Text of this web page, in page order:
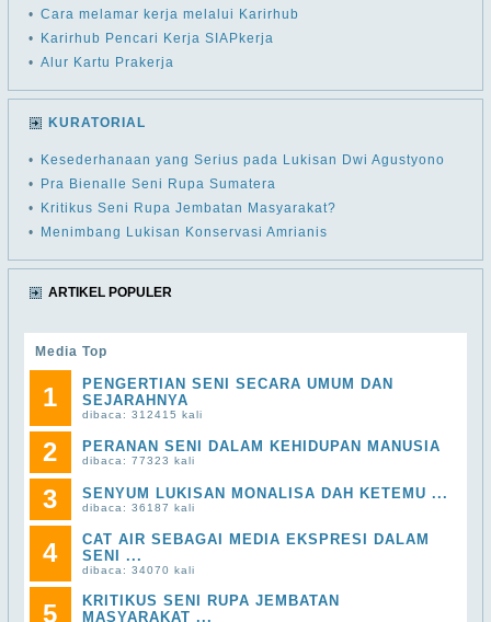
• Cara melamar kerja melalui Karirhub
•
Karirhub Pencari Kerja SIAPkerja
• Alur Kartu Prakerja
KURATORIAL
•
Kesederhanaan yang Serius pada Lukisan Dwi Agustyono
•
Pra Bienalle Seni Rupa Sumatera
•
Kritikus Seni Rupa Jembatan Masyarakat?
•
Menimbang Lukisan Konservasi Amrianis
ARTIKEL POPULER
Media Top
1
PENGERTIAN SENI SECARA UMUM DAN
SEJARAHNYA
dibaca: 312415 kali
2 PERANAN SENI DALAM KEHIDUPAN MANUSIA
dibaca: 77323 kali
3 SENYUM LUKISAN MONALISA DAH KETEMU ...
dibaca: 36187 kali
4
CAT AIR SEBAGAI MEDIA EKSPRESI DALAM
SENI ...
dibaca: 34070 kali
5
KRITIKUS SENI RUPA JEMBATAN
MASYARAKAT ...